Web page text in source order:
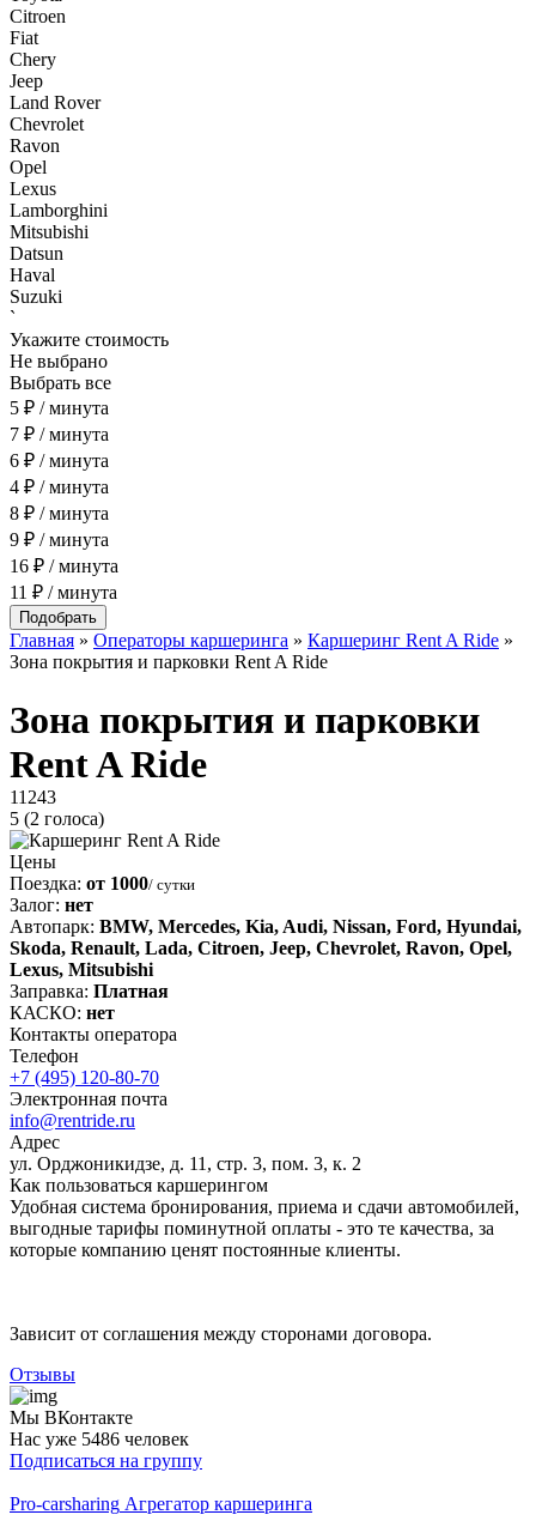
Citroen
Fiat
Chery
Jeep
Land Rover
Chevrolet
Ravon
Opel
Lexus
Lamborghini
Mitsubishi
Datsun
Haval
Suzuki
`
Укажите стоимость
Не выбрано
Выбрать все
5 ₽ / минута
7 ₽ / минута
6 ₽ / минута
4 ₽ / минута
8 ₽ / минута
9 ₽ / минута
16 ₽ / минута
11 ₽ / минута
Главная » Операторы каршеринга » Каршеринг Rent A Ride »
Зона покрытия и парковки Rent A Ride
Зона покрытия и парковки
Rent A Ride
11243
5 (2 голоса)
Цены
Поездка: от 1000/ сутки
Залог: нет
Автопарк: BMW, Mercedes, Kia, Audi, Nissan, Ford, Hyundai,
Skoda, Renault, Lada, Citroen, Jeep, Chevrolet, Ravon, Opel,
Lexus, Mitsubishi
Заправка: Платная
КАСКО: нет
Контакты оператора
Телефон
+7 (495) 120-80-70
Электронная почта
info@rentride.ru
Адрес
ул. Орджоникидзе, д. 11, стр. 3, пом. 3, к. 2
Как пользоваться каршерингом
Удобная система бронирования, приема и сдачи автомобилей,
выгодные тарифы поминутной оплаты - это те качества, за
которые компанию ценят постоянные клиенты.
Зависит от соглашения между сторонами договора.
Отзывы
Мы ВКонтакте
Нас уже 5486 человек
Подписаться на группу
Pro-carsharing Агрегатор каршеринга